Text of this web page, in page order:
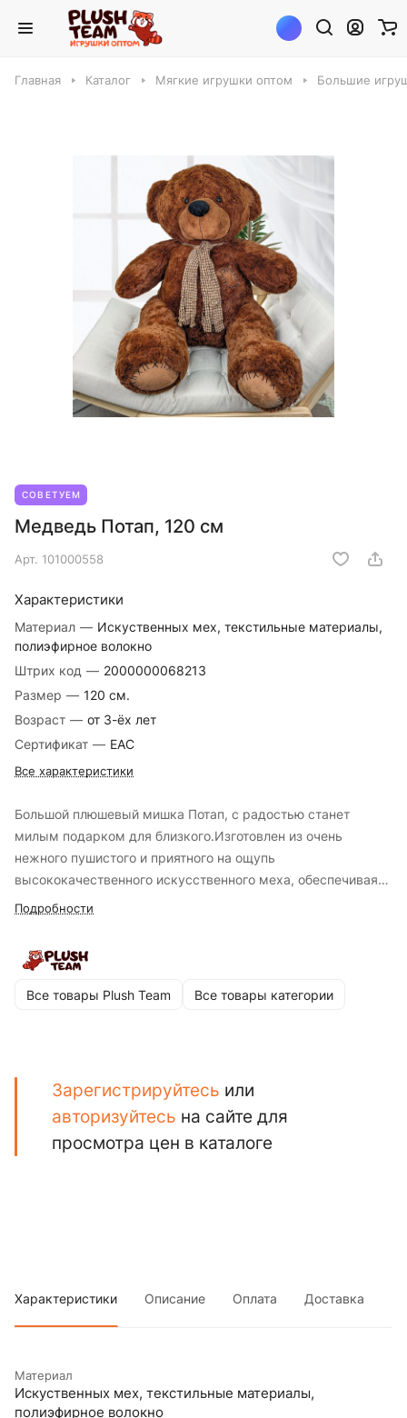
Главная Каталог Мягкие игрушки оптом Большие
СОВЕТУЕМ
Медведь Потап, 120 см
Арт. 101000558
Характеристики
Материал — Искуственных мех, текстильные материалы,
полиэфирное волокно
Штрих код — 2000000068213
Размер — 120 см.
Возраст — от 3-ёх лет
Сертификат — EAC
Все характеристики
Большой плюшевый мишка Потап, с радостью станет
милым подарком для близкого.Изготовлен из очень
нежного пушистого и приятного на ощупь
высококачественного искусственного меха, обеспечивая
приятное тактильное восприятие и антистрессовый эффект
создаст уютный уголок тепла и радости жизни.
Подробности
Все товары Plush Team Все товары категории
Зарегистрируйтесь или
авторизуйтесь на сайте для
просмотра цен в каталоге
Характеристики Описание Оплата Доставка
Материал
Искуственных мех, текстильные материалы,
полиэфирное волокно